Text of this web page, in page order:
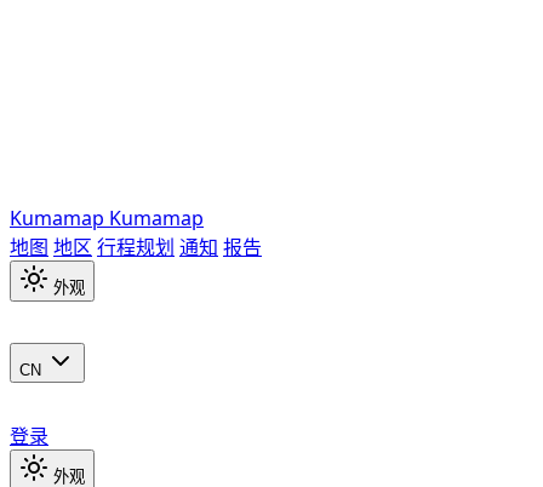
Kumamap Kumamap
地图 地区 行程规划 通知 报告
外观
CN
登录
外观